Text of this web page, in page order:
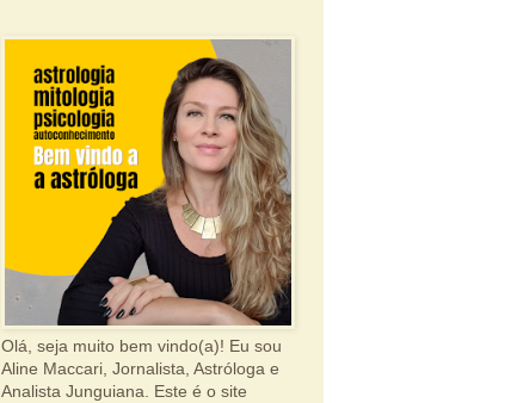
Olá, seja muito bem vindo(a)! Eu sou
Aline Maccari, Jornalista, Astróloga e
Analista Junguiana. Este é o site